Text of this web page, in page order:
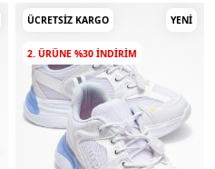
ÜCRETSIZ KARGO YENI
2. ÜRÜNE %30 INDIRIM